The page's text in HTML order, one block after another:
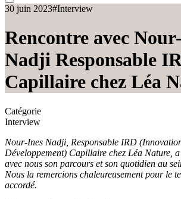
30 juin 2023#Interview
Rencontre avec
Nadji Responsable
Capillaire chez Léa
Catégorie
Interview
Nour-Ines Nadji, Responsable IRD
Développement) Capillaire chez Léa Nature,
avec nous son parcours et son quotidien au
Nous la remercions chaleureusement pour le
accordé.